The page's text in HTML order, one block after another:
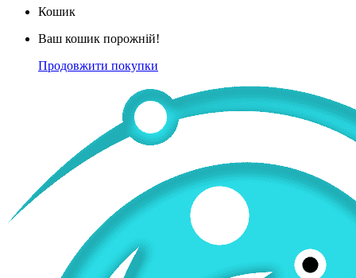
Кошик
Ваш кошик порожній!
Продовжити покупки